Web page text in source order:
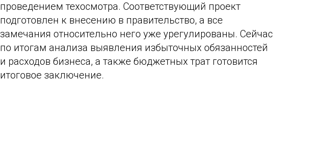
проведением техосмотра. Соответствующий проект
подготовлен к внесению в правительство, а все
замечания относительно него уже урегулированы. Сейчас
по итогам анализа выявления избыточных обязанностей
и расходов бизнеса, а также бюджетных трат готовится
итоговое заключение.